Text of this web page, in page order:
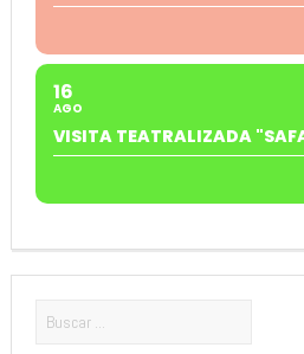
16
AGO
VISITA TEATRALIZADA